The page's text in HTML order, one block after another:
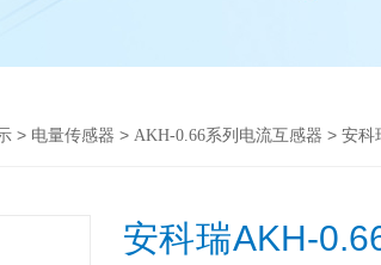
> 电量传感器 > AKH-0.66系列电流互感器 > 安科
安科瑞AKH-